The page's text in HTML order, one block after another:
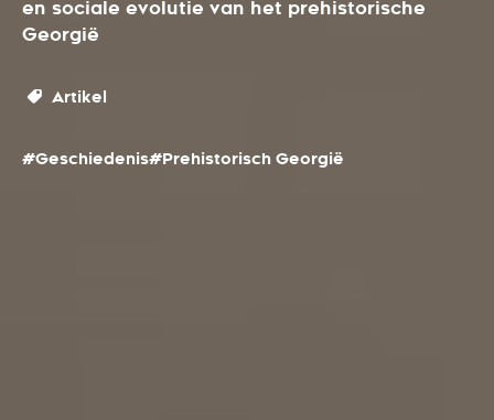
en sociale evolutie van het prehistorische
Georgië
Artikel
#Geschiedenis#Prehistorisch Georgië